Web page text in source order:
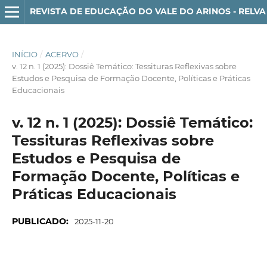
REVISTA DE EDUCAÇÃO DO VALE DO ARINOS - RELVA
INÍCIO / ACERVO /
v. 12 n. 1 (2025): Dossiê Temático: Tessituras Reflexivas sobre
Estudos e Pesquisa de Formação Docente, Políticas e Práticas
Educacionais
v. 12 n. 1 (2025): Dossiê Temático:
Tessituras Reflexivas sobre
Estudos e Pesquisa de
Formação Docente, Políticas e
Práticas Educacionais
PUBLICADO: 2025-11-20